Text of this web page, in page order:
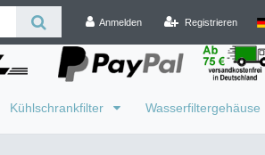
Anmelden Registrieren
Kühlschrankfilter Wasserfiltergehäuse